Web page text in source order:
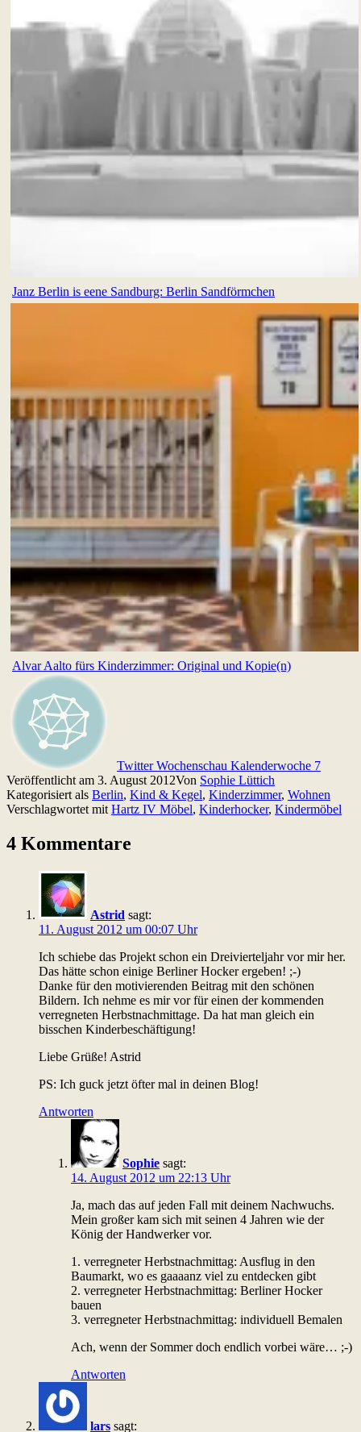
Janz Berlin is eene Sandburg: Berlin Sandförmchen
Alvar Aalto fürs Kinderzimmer: Original und Kopie(n)
Twitter Wochenschau Kalenderwoche 7
Veröffentlicht am 3. August 2012Von Sophie Lüttich
Kategorisiert als Berlin, Kind & Kegel, Kinderzimmer, Wohnen
Verschlagwortet mit Hartz IV Möbel, Kinderhocker, Kindermöbel
4 Kommentare
Astrid sagt:
11. August 2012 um 00:07 Uhr
Ich schiebe das Projekt schon ein Dreivierteljahr vor mir her.
Das hätte schon einige Berliner Hocker ergeben! ;-)
Danke für den motivierenden Beitrag mit den schönen
Bildern. Ich nehme es mir vor für einen der kommenden
verregneten Herbstnachmittage. Da hat man gleich ein
bisschen Kinderbeschäftigung!
Liebe Grüße! Astrid
PS: Ich guck jetzt öfter mal in deinen Blog!
Antworten
Sophie sagt:
14. August 2012 um 22:13 Uhr
Ja, mach das auf jeden Fall mit deinem Nachwuchs.
Mein großer kam sich mit seinen 4 Jahren wie der
König der Handwerker vor.
1. verregneter Herbstnachmittag: Ausflug in den
Baumarkt, wo es gaaaanz viel zu entdecken gibt
2. verregneter Herbstnachmittag: Berliner Hocker
bauen
3. verregneter Herbstnachmittag: individuell Bemalen
Ach, wenn der Sommer doch endlich vorbei wäre… ;-)
Antworten
lars sagt: